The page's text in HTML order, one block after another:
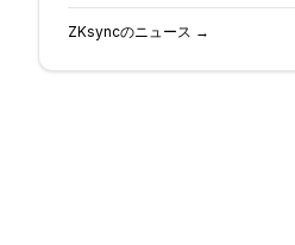
ZKsyncのニュース →